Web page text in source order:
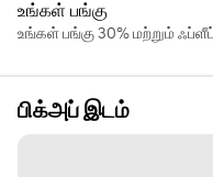
உங்கள் பங்கு
உங்கள் பங்கு 30% மற்றும்
பிக்அப் இடம்